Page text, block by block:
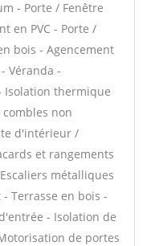
- Porte / Fenêtre
en PVC - Porte /
bois - Agencement
Véranda -
Isolation thermique
non
d'intérieur /
et rangements
métalliques
Terrasse en bois -
- Isolation de
de portes